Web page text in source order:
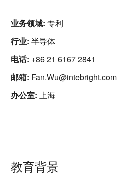
业务领域:专利
行业:半导体
电话: +86 21 6167 2841
邮箱: Fan.Wu@intebright.com
办公室:上海
教育背景